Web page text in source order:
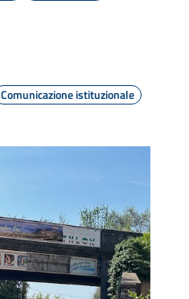
Comunicazione istituzionale